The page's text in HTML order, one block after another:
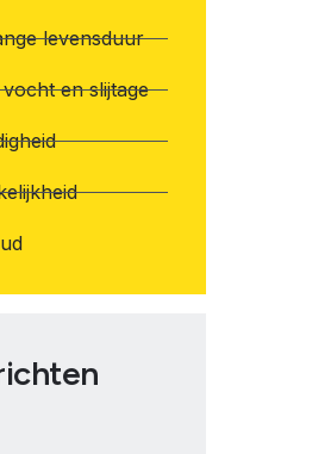
levensduur
en slijtage